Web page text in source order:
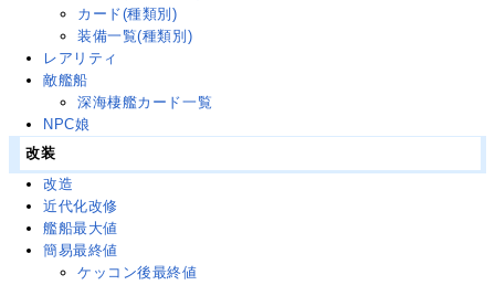
カード(種類別)
装備一覧(種類別)
レアリティ
敵艦船
深海棲艦カード一覧
NPC娘
改装
改造
近代化改修
艦船最大値
簡易最終値
ケッコン後最終値